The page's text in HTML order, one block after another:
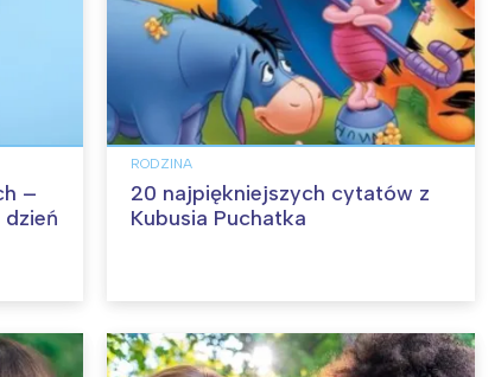
–
RODZINA
20 najpiękniejszych cytatów z
Kubusia Puchatka